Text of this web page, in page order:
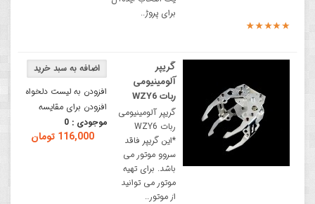
برای پروژ..
افزودن به لیست دلخواه
افزودن برای مقایسه
موجودی : 0
116,000 تومان
گریپر
آلومینیومی
ربات WZY6
گریپر آلومینیومی
ربات WZY6
*این گریپر فاقد
سروو موتور می
باشد. برای تهیه
موتور می توانید
از موتور..